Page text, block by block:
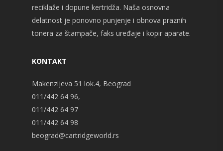
reciklaže i dopune kertridža. Naša osnovna
delatnost je ponovno punjenje i obnova praznih
tonera za štampače, faks uređaje i kopir aparate.
KONTAKT
Makenzijeva 51 lok.4, Beograd
011/442 64 96,
011/442 64 97
011/442 64 98
beograd@cartridgeworld.rs